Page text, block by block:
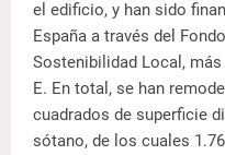
el edificio, y han sido
España a través del
Sostenibilidad Local,
E. En total, se han
cuadrados de superficie
sótano, de los cuales